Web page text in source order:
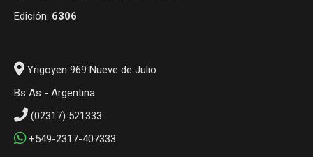
Edición: 6306
Yrigoyen 969 Nueve de Julio
Bs As - Argentina
(02317) 521333
+549-2317-407333